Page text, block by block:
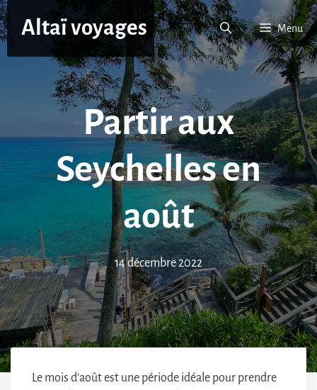
Aller
au
contenu
Altaï voyages Menu
Partir aux
Seychelles en
août
14 décembre 2022
Le mois d’août est une période idéale pour prendre